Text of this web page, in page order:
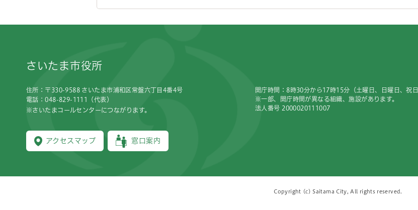
さいたま市役所
住所：〒330-9588 さいたま市浦和区常盤六丁目4番4号
電話：048-829-1111（代表）
※さいたまコールセンターにつながります。
アクセスマップ 窓口案内
開庁時間：8時30分から17時15分（土曜日、日曜日、祝
※一部、開庁時間が異なる組織、施設があります。
法人番号 2000020111007
Copyright (c) Saitama City, All rights reserved.